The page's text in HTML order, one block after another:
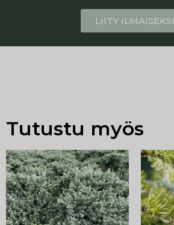
LIITY ILMAISEKSI
Tutustu myös